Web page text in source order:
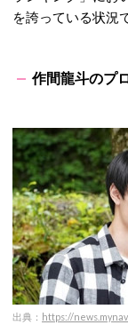
を誇っている状況
作間龍斗のプ
出典： https://